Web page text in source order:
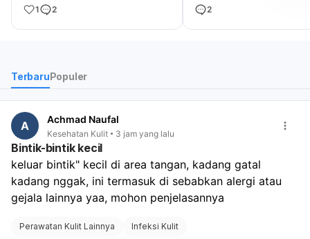
tua saya sulit sembuh, padahal
kunjung sembuh
1 2 2
TerbaruPopuler
A Achmad Naufal
Kesehatan Kulit 3 jam yang lalu
Bintik-bintik kecil
keluar bintik" kecil di area tangan, kadang gatal
kadang nggak, ini termasuk di sebabkan alergi atau
gejala lainnya yaa, mohon penjelasannya
Perawatan Kulit Lainnya Infeksi Kulit